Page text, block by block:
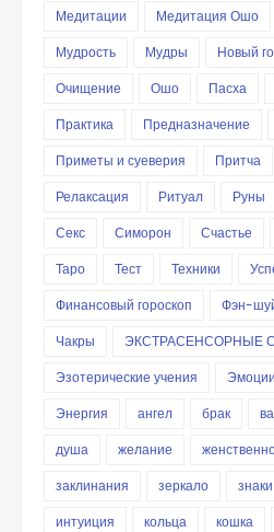
Медитации
Медитация Ошо
Мудрость
Мудры Новый
Очищение
Ошо Пасха
Практика
Предназначение
Приметы и суеверия
Притча
Релаксация
Ритуал Руны
Секс
Симорон Счастье
Таро
Тест Техники
Финансовый гороскоп
Фэн-
Чакры
ЭКСТРАСЕНСОРНЫЕ
Эзотерические учения
Эмоции
Энергия
ангел брак
душа
желание
заклинания
зеркало знаки
интуиция
кольца кошка